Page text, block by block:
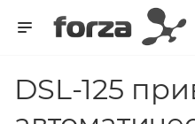
DSL-125